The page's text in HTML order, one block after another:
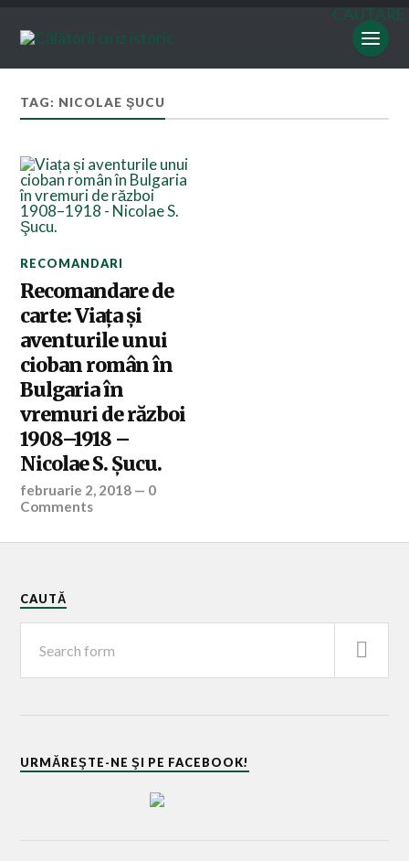
CAUTARE
TAG: NICOLAE ŞUCU
RECOMANDARI
Recomandare de
carte: Viața și
aventurile unui
cioban român în
Bulgaria în
vremuri de război
1908–1918 –
Nicolae S. Şucu.
februarie 2, 2018 — 0
Comments
CAUTĂ
URMĂREŞTE-NE ŞI PE FACEBOOK!